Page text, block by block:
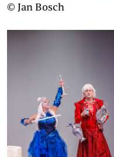
© Jan Bosch